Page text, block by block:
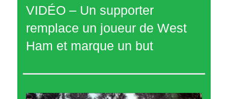
VIDÉO – Un supporter
remplace un joueur de West
Ham et marque un but